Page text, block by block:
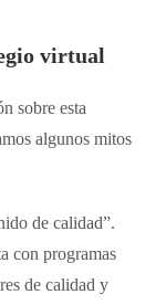
virtual
sobre esta
algunos mitos
de calidad”.
con programas
de calidad y